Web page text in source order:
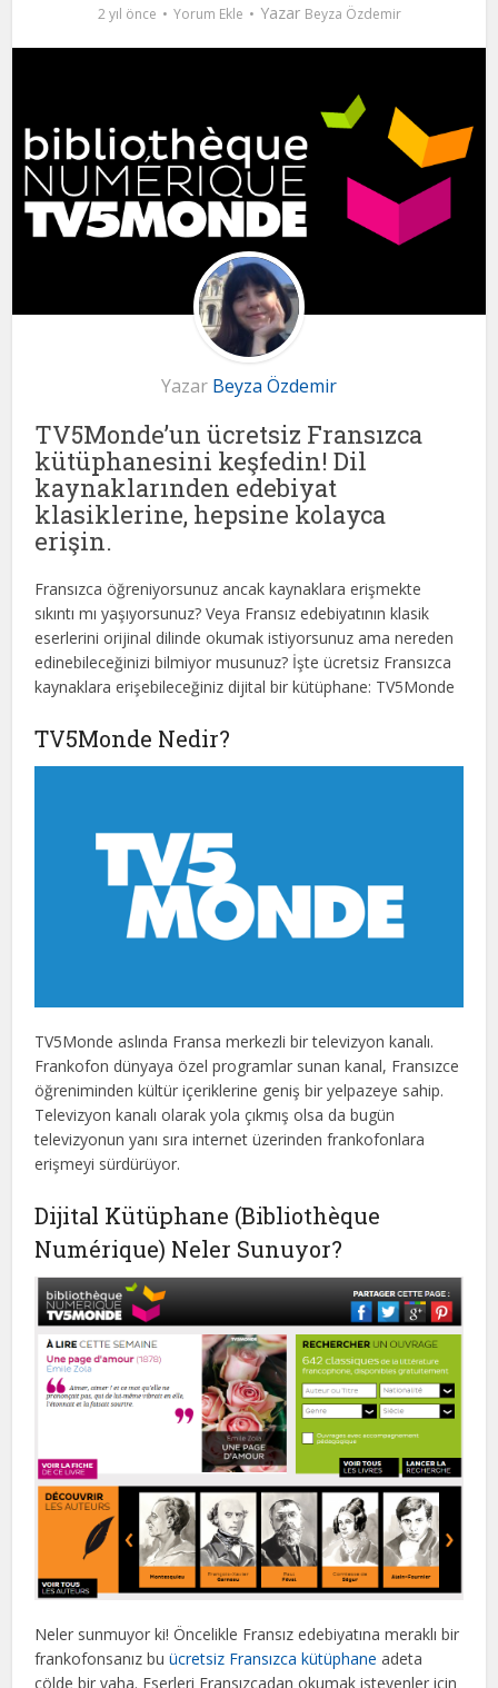
2 yıl önce Yorum Ekle Yazar Beyza Özdemir
Yazar Beyza Özdemir
TV5Monde’un ücretsiz Fransızca
kütüphanesini keşfedin! Dil
kaynaklarınden edebiyat
klasiklerine, hepsine kolayca
erişin.
Fransızca öğreniyorsunuz ancak kaynaklara erişmekte
sıkıntı mı yaşıyorsunuz? Veya Fransız edebiyatının klasik
eserlerini orijinal dilinde okumak istiyorsunuz ama nereden
edinebileceğinizi bilmiyor musunuz? İşte ücretsiz Fransızca
kaynaklara erişebileceğiniz dijital bir kütüphane: TV5Monde
TV5Monde Nedir?
TV5Monde aslında Fransa merkezli bir televizyon kanalı.
Frankofon dünyaya özel programlar sunan kanal, Fransızce
öğreniminden kültür içeriklerine geniş bir yelpazeye sahip.
Televizyon kanalı olarak yola çıkmış olsa da bugün
televizyonun yanı sıra internet üzerinden frankofonlara
erişmeyi sürdürüyor.
Dijital Kütüphane (Bibliothèque
Numérique) Neler Sunuyor?
Neler sunmuyor ki! Öncelikle Fransız edebiyatına meraklı bir
frankofonsanız buücretsiz Fransızca kütüphane adeta
çölde bir vaha. Eserleri Fransızcadan okumak isteyenler için